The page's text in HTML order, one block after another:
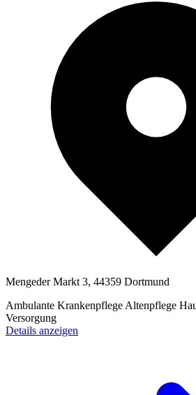
Mengeder Markt 3, 44359 Dortmund
Ambulante Krankenpflege Altenpflege
Versorgung
Details anzeigen